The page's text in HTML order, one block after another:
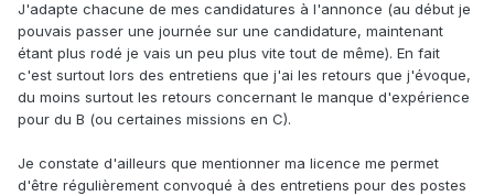
J'adapte chacune de mes candidatures à l'annonce (au début je
pouvais passer une journée sur une candidature, maintenant
étant plus rodé je vais un peu plus vite tout de même). En fait
c'est surtout lors des entretiens que j'ai les retours que j'évoque,
du moins surtout les retours concernant le manque d'expérience
pour du B (ou certaines missions en C).
Je constate d'ailleurs que mentionner ma licence me permet
d'être régulièrement convoqué à des entretiens pour des postes